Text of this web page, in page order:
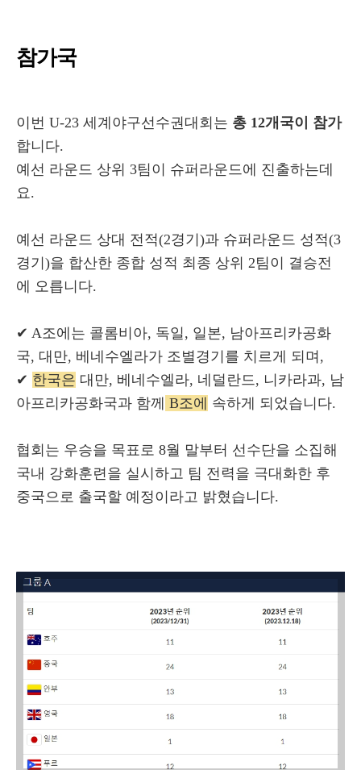
참가국
이번 U-23 세계야구선수권대회 는 총 12개국이 참가
합니다.
예선 라운드 상위 3팀이 슈퍼라운드에 진출하는데
요.
예선 라운드 상대 전적(2경기)과 슈퍼라운드 성적(3
경기)을 합산한 종합 성적 최종 상위 2팀이 결승전
에 오릅니다.
✔ A조에는 콜롬비아, 독일, 일본, 남아프리카공화
국, 대만, 베네수엘라가 조별경기를 치르게 되며,
✔ 한국은 대만, 베네수엘라, 네덜란드, 니카라과, 남
아프리카공화국과 함께 B조에 속하게 되었습니다.
협회는 우승을 목표로 8월 말부터 선수단을 소집해
국내 강화훈련을 실시하고 팀 전력을 극대화한 후
중국으로 출국할 예정이라고 밝혔습니다.